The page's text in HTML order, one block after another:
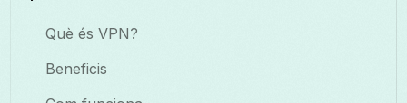
Què és VPN?
Beneficis